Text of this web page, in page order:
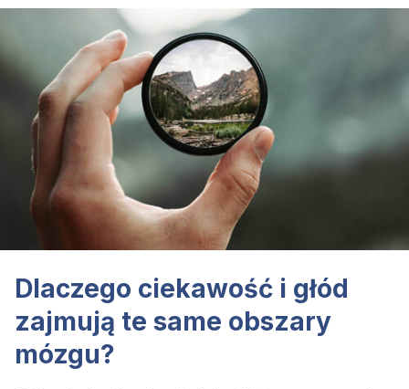
Dlaczego ciekawość i głód
zajmują te same obszary
mózgu?